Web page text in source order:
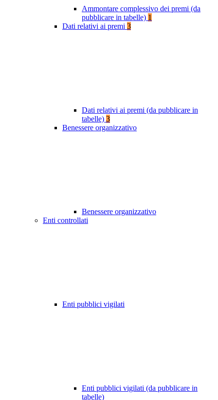
Ammontare complessivo dei premi (da
pubblicare in tabelle) 1
Dati relativi ai premi 3
Dati relativi ai premi (da pubblicare in
tabelle) 3
Benessere organizzativo
Benessere organizzativo
Enti controllati
Enti pubblici vigilati
Enti pubblici vigilati (da pubblicare in
tabelle)